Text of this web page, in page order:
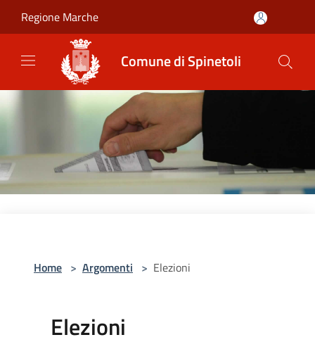
Regione Marche
Comune di Spinetoli
Home > Argomenti > Elezioni
Elezioni